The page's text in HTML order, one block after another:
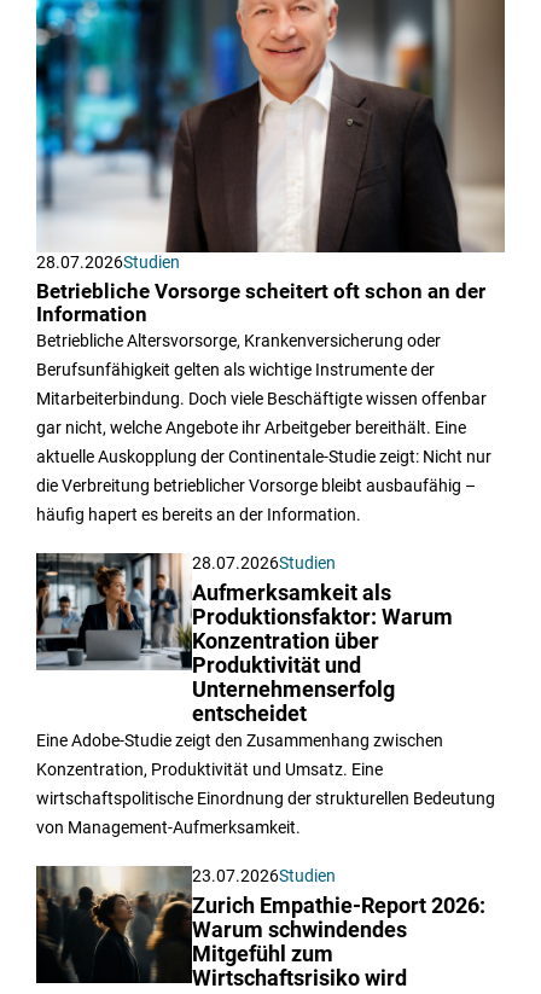
28.07.2026Studien
Betriebliche Vorsorge scheitert oft schon an der
Information
Betriebliche Altersvorsorge, Krankenversicherung oder
Berufsunfähigkeit gelten als wichtige Instrumente der
Mitarbeiterbindung. Doch viele Beschäftigte wissen offenbar
gar nicht, welche Angebote ihr Arbeitgeber bereithält. Eine
aktuelle Auskopplung der Continentale-Studie zeigt: Nicht nur
die Verbreitung betrieblicher Vorsorge bleibt ausbaufähig –
häufig hapert es bereits an der Information.
28.07.2026Studien
Aufmerksamkeit als
Produktionsfaktor: Warum
Konzentration über
Produktivität und
Unternehmenserfolg
entscheidet
Eine Adobe-Studie zeigt den Zusammenhang zwischen
Konzentration, Produktivität und Umsatz. Eine
wirtschaftspolitische Einordnung der strukturellen Bedeutung
von Management-Aufmerksamkeit.
23.07.2026Studien
Zurich Empathie-Report 2026:
Warum schwindendes
Mitgefühl zum
Wirtschaftsrisiko wird